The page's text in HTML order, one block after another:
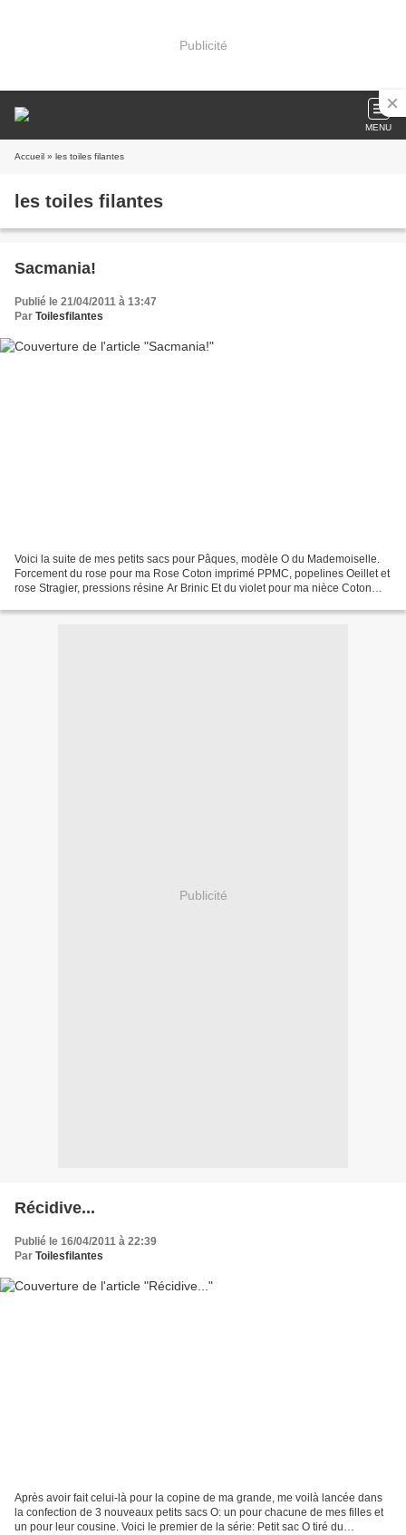
Publicité
MENU
Accueil » les toiles filantes
les toiles filantes
Sacmania!
Publié le 21/04/2011 à 13:47
Par Toilesfilantes
Voici la suite de mes petits sacs pour Pâques, modèle O du Mademoiselle.
Forcement du rose pour ma Rose Coton imprimé PPMC, popelines Oeillet et
rose Stragier, pressions résine Ar Brinic Et du violet pour ma nièce Coton
Publicité
Récidive...
Publié le 16/04/2011 à 22:39
Par Toilesfilantes
Après avoir fait celui-là pour la copine de ma grande, me voilà lancée dans
la confection de 3 nouveaux petits sacs O: un pour chacune de mes filles et
un pour leur cousine. Voici le premier de la série: Petit sac O tiré du